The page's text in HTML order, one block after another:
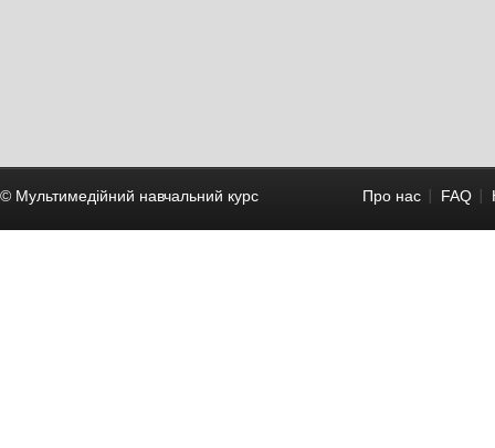
© Мультимедійний навчальний курc Про нас FAQ